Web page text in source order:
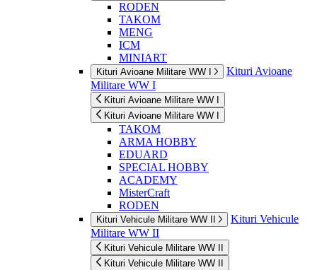
RODEN
TAKOM
MENG
ICM
MINIART
Kituri Avioane Militare WW I
Kituri Avioane
Militare WW I
Kituri Avioane Militare WW I
Kituri Avioane Militare WW I
TAKOM
ARMA HOBBY
EDUARD
SPECIAL HOBBY
ACADEMY
MisterCraft
RODEN
Kituri Vehicule Militare WW II
Kituri Vehicule
Militare WW II
Kituri Vehicule Militare WW II
Kituri Vehicule Militare WW II